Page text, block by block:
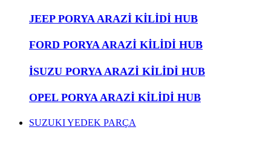
JEEP PORYA ARAZİ KİLİDİ HUB
FORD PORYA ARAZİ KİLİDİ HUB
İSUZU PORYA ARAZİ KİLİDİ HUB
OPEL PORYA ARAZİ KİLİDİ HUB
SUZUKI YEDEK PARÇA